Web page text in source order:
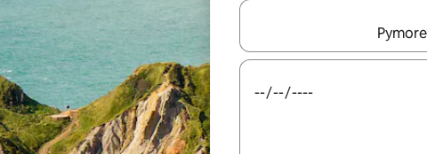
יש לנווט עם מקשי החיצים למעלה ולמטה או לעיין בעזרת תנועות מגע או החלקה.